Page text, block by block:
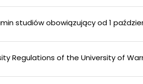
studiów obowiązujący od 1
Regulations of the University of